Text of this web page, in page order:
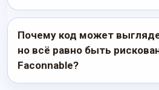
Почему код может
но всё равно быть
Faconnable?